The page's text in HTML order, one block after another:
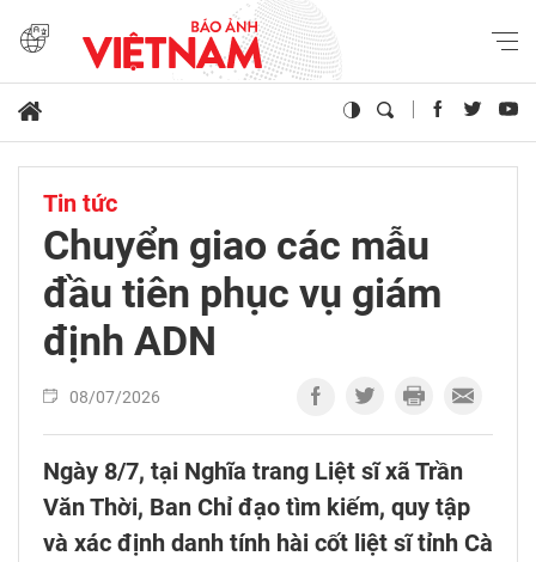
Tin tức
Chuyển giao các mẫu
đầu tiên phục vụ giám
định ADN
08/07/2026
Ngày 8/7, tại Nghĩa trang Liệt sĩ xã Trần
Văn Thời, Ban Chỉ đạo tìm kiếm, quy tập
và xác định danh tính hài cốt liệt sĩ tỉnh Cà